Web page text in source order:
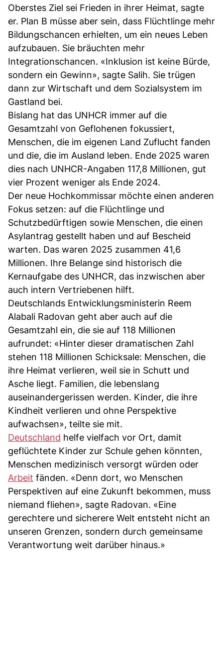
Oberstes Ziel sei Frieden in ihrer Heimat, sagte
er. Plan B müsse aber sein, dass Flüchtlinge mehr
Bildungschancen erhielten, um ein neues Leben
aufzubauen. Sie bräuchten mehr
Integrationschancen. «Inklusion ist keine Bürde,
sondern ein Gewinn», sagte Salih. Sie trügen
dann zur Wirtschaft und dem Sozialsystem im
Gastland bei.
Bislang hat das UNHCR immer auf die
Gesamtzahl von Geflohenen fokussiert,
Menschen, die im eigenen Land Zuflucht fanden
und die, die im Ausland leben. Ende 2025 waren
dies nach UNHCR-Angaben 117,8 Millionen, gut
vier Prozent weniger als Ende 2024.
Der neue Hochkommissar möchte einen anderen
Fokus setzen: auf die Flüchtlinge und
Schutzbedürftigen sowie Menschen, die einen
Asylantrag gestellt haben und auf Bescheid
warten. Das waren 2025 zusammen 41,6
Millionen. Ihre Belange sind historisch die
Kernaufgabe des UNHCR, das inzwischen aber
auch intern Vertriebenen hilft.
Deutschlands Entwicklungsministerin Reem
Alabali Radovan geht aber auch auf die
Gesamtzahl ein, die sie auf 118 Millionen
aufrundet: «Hinter dieser dramatischen Zahl
stehen 118 Millionen Schicksale: Menschen, die
ihre Heimat verlieren, weil sie in Schutt und
Asche liegt. Familien, die lebenslang
auseinandergerissen werden. Kinder, die ihre
Kindheit verlieren und ohne Perspektive
aufwachsen», teilte sie mit.
Deutschland helfe vielfach vor Ort, damit
geflüchtete Kinder zur Schule gehen könnten,
Menschen medizinisch versorgt würden oder
Arbeit fänden. «Denn dort, wo Menschen
Perspektiven auf eine Zukunft bekommen, muss
niemand fliehen», sagte Radovan. «Eine
gerechtere und sicherere Welt entsteht nicht an
unseren Grenzen, sondern durch gemeinsame
Verantwortung weit darüber hinaus.»